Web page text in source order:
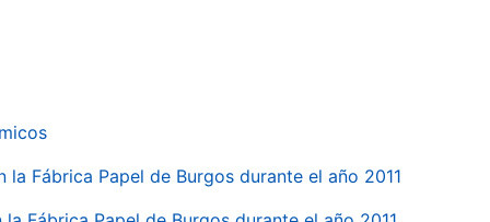
Fábrica Papel de Burgos durante el año 2011